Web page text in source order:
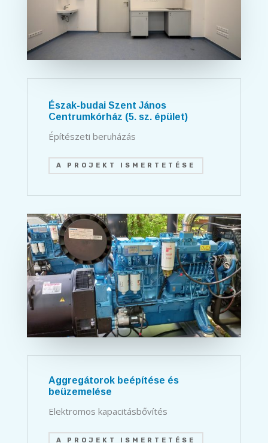
Észak-budai Szent János
Centrumkórház (5. sz. épület)
Építészeti beruházás
A PROJEKT ISMERTETÉSE
Aggregátorok beépítése és
beüzemelése
Elektromos kapacitásbővítés
A PROJEKT ISMERTETÉSE